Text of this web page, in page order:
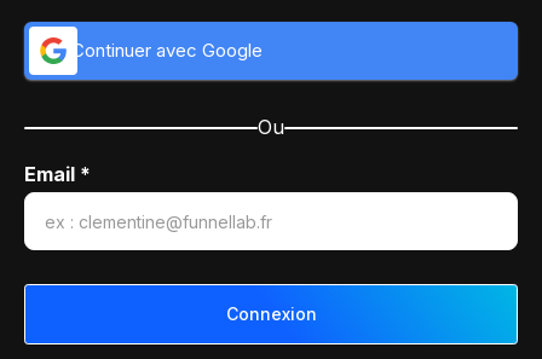
Continuer avec Google
Ou
Email *